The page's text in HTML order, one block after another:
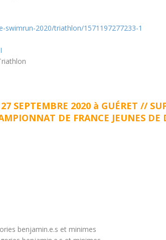
2020/triathlon/1571197277233-1
SEPTEMBRE 2020 à GUÉRET //
DE FRANCE JEUNES
benjamin.e.s et minimes